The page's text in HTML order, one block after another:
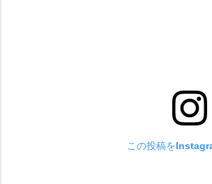
この投稿を